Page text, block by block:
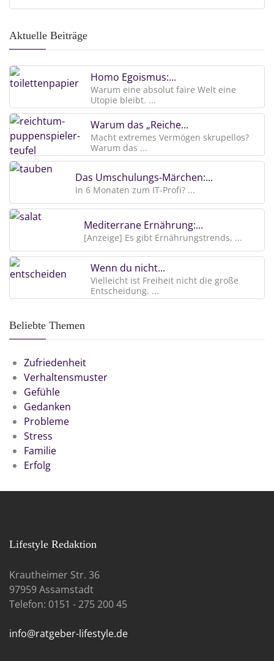
Aktuelle Beiträge
Homo Egoismus:...
Warum eine absolut faire Welt eine
Utopie bleibt. ...
Warum das „Reiche...
Macht extremes Vermögen skrupellos?
Warum das ...
Das Umschulungs-Märchen:...
In 6 Monaten zum IT-Profi? ...
Mediterrane Ernährung:...
[Anzeige] Es gibt Ernährungstrends, ...
Wenn du nicht...
Vielleicht ist Freiheit nicht die große
Entscheidung. ...
Beliebte Themen
Zufriedenheit
Verhaltensmuster
Gefühle
Gedanken
Probleme
Stress
Familie
Erfolg
Lifestyle Redaktion
Krautheimer Str. 36
97959 Assamstadt
Telefon: 0151 - 275 200 45
info@ratgeber-lifestyle.de